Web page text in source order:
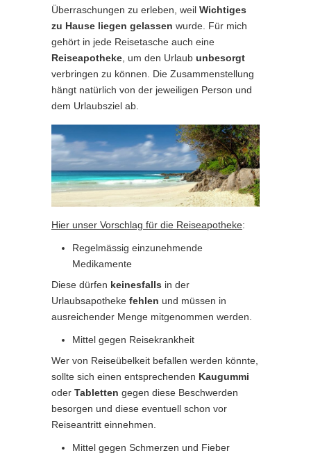
Überraschungen zu erleben, weil Wichtiges
zu Hause liegen gelassen wurde. Für mich
gehört in jede Reisetasche auch eine
Reiseapotheke , um den Urlaub unbesorgt
verbringen zu können. Die Zusammenstellung
hängt natürlich von der jeweiligen Person und
dem Urlaubsziel ab.
Hier unser Vorschlag für die Reiseapotheke:
Regelmässig einzunehmende
Medikamente
Diese dürfen keinesfalls in der
Urlaubsapotheke fehlen und müssen in
ausreichender Menge mitgenommen werden.
Mittel gegen Reisekrankheit
Wer von Reiseübelkeit befallen werden könnte,
sollte sich einen entsprechenden Kaugummi
oder Tabletten gegen diese Beschwerden
besorgen und diese eventuell schon vor
Reiseantritt einnehmen.
Mittel gegen Schmerzen und Fieber